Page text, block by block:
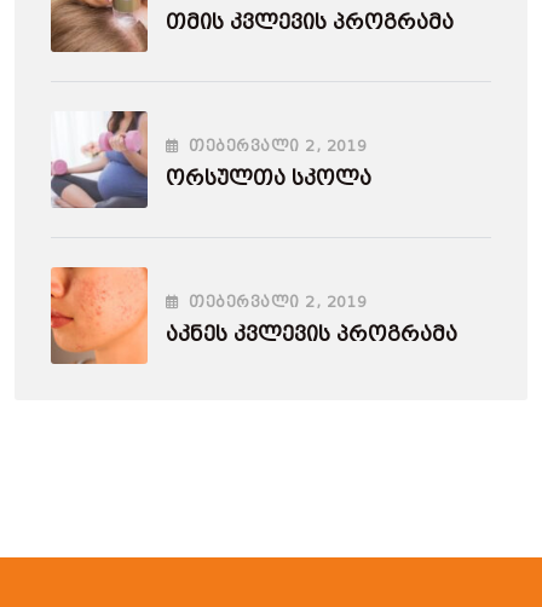
Თმის Კვლევის Პროგრამა
ᲗᲔᲑᲔᲠᲕᲐᲚᲘ 2 , 2019
Ორსულთა Სკოლა
ᲗᲔᲑᲔᲠᲕᲐᲚᲘ 2 , 2019
Აკნეს Კვლევის Პროგრამა